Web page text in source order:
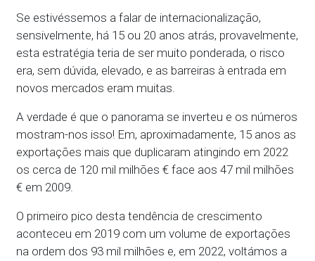
Se estivéssemos a falar de internacionalização,
sensivelmente, há 15 ou 20 anos atrás, provavelmente,
esta estratégia teria de ser muito ponderada, o risco
era, sem dúvida, elevado, e as barreiras à entrada em
novos mercados eram muitas.
A verdade é que o panorama se inverteu e os números
mostram-nos isso! Em, aproximadamente, 15 anos as
exportações mais que duplicaram atingindo em 2022
os cerca de 120 mil milhões € face aos 47 mil milhões
€ em 2009.
O primeiro pico desta tendência de crescimento
aconteceu em 2019 com um volume de exportações
na ordem dos 93 mil milhões e, em 2022, voltámos a